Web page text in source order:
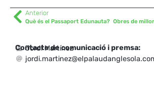
Anterior
Què és el Passaport Edunauta?
Contacte de comunicació i premsa:
Jordi Martínez